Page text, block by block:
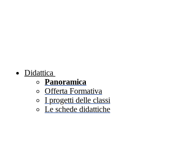
Didattica
Panoramica
Offerta Formativa
I progetti delle classi
Le schede didattiche